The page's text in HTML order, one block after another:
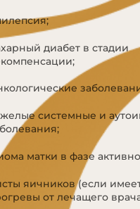
диабет в стадии
системные и
матки в фазе
яичников (если
от лечащего